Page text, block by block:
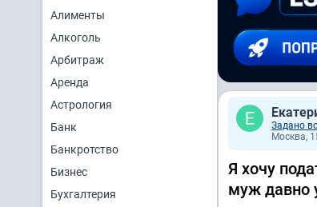
Алименты
Алкоголь
Арбитраж
Аренда
Астрология
Банк
Банкротство
Бизнес
Бухгалтерия
Задано
Москва,
Я хочу
муж давно